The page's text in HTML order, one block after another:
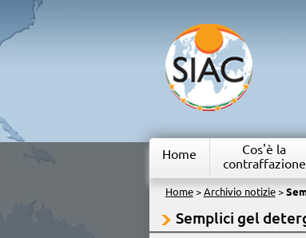
Home
Cos'è la
contraffazione
Home> Archivio notizie>
Semplici gel